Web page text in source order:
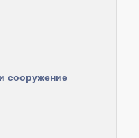
сооружение